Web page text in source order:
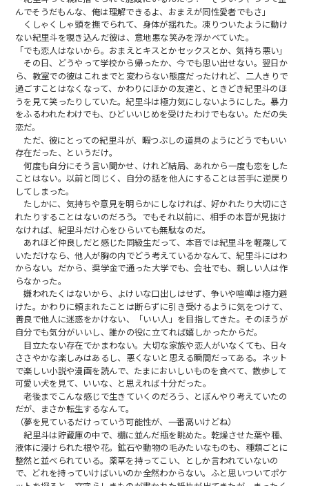
んでそうだもんな、俺は理解できるよ、おまえが同性愛者でもさ」
くしゃくしゃ頭を撫でられて、身体が揺れた。凍りついたように動け
ない紀里斗を覗き込んだ彼は、意地悪な笑みを浮かべていた。
「でも恋人はないから。おまえとキスとかセックスとか、気持ち悪い」
その日、どうやって学校から帰ったか、今でも思い出せない。翌日か
ら、教室での彼はこれまでと変わらない態度だったけれど、二人きりで
過ごすことはなくなって、かわりにほかの友達と、ときどき紀里斗のほ
うを見て笑ったりしていた。紀里斗は極力気にしないようにした。暴力
をふるわれたわけでも、ひどいいじめを受けたわけでもない。ただの失
恋だ。
ただ、彼にとっての紀里斗が、暇つぶしの道具のようにどうでもいい
存在だった、というだけ。
何度も自分にそう言い聞かせ、けれど結局、あれから一度も恋をした
ことはない。以前と同じく、自分の話を他人にすることは苦手に逆戻り
してしまった。
たしかに、気持ちや意見を明らかにしなければ、好かれたり大切にさ
れたりすることはないのだろう。でもそれ以前に、相手の本音が見抜け
なければ、紀里斗だけ心をひらいても無駄なのだ。
あれほど仲良しだと感じた同級生だって、本音では紀里斗を軽蔑して
いただけなら、他人が胸の内でどう考えているかなんて、紀里斗にはわ
からない。だから、奨学金で通った大学でも、会社でも、親しい人は作
らなかった。
嫌われたくはないから、よけいな口出しはせず、争いや喧嘩は極力避
けた。かわりに頼まれたことは断らずに引き受けるように気をつけて、
善良で他人に迷惑をかけない、「いい人」を目指してきた。そのほうが
自分でも気分がいいし、誰かの役に立てれば嬉しかったからだ。
目立たない存在でかまわない。大切な家族や恋人がいなくても、日々
ささやかな楽しみはあるし、悪くないと思える瞬間だってある。ネット
で楽しい小説や漫画を読んで、たまにおいしいものを食べて、散歩して
可愛い犬を見て、いいな、と思えれば十分だった。
老後までこんな感じで生きていくのだろう、とぼんやり考えていたの
だが、まさか転生するなんて。
（夢を見ているだけっていう可能性が、一番高いけどね）
紀里斗は貯蔵庫の中で、棚に並んだ瓶を眺めた。乾燥させた葉や種、
液体に浸けられた根や花。鉱石や動物の毛みたいなものも、種類ごとに
整然と並べられている。薬草を持ってこい、としか言われていないの
で、どれを持っていけばいいのか全然わからない。ふと思いついてポケ